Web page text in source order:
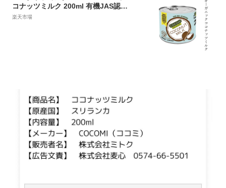
コナッツミルク 200ml 有機JAS認証
品 購入金額別特典あり 正規品 保存料
楽天市場